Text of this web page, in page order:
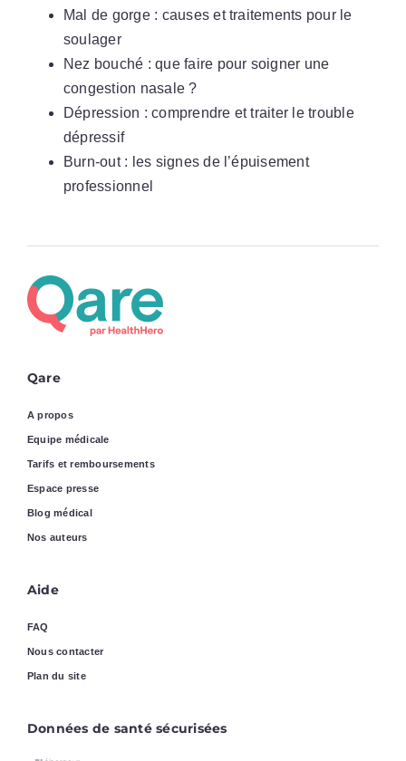
Mal de gorge : causes et traitements pour le
soulager
Nez bouché : que faire pour soigner une
congestion nasale ?
Dépression : comprendre et traiter le trouble
dépressif
Burn-out : les signes de l’épuisement
professionnel
Qare
A propos
Equipe médicale
Tarifs et remboursements
Espace presse
Blog médical
Nos auteurs
Aide
FAQ
Nous contacter
Plan du site
Données de santé sécurisées